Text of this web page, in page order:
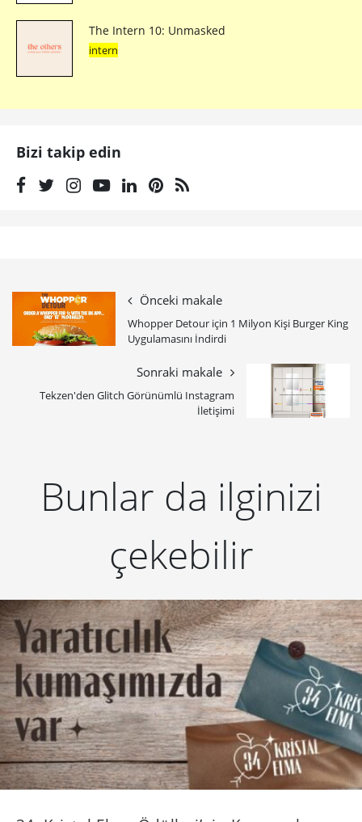
The Intern 10: Unmasked
intern
Bizi takip edin
Önceki makale
Whopper Detour için 1 Milyon Kişi Burger King
Uygulamasını İndirdi
Sonraki makale
Tekzen'den Glitch Görünümlü Instagram
İletişimi
Bunlar da ilginizi
çekebilir